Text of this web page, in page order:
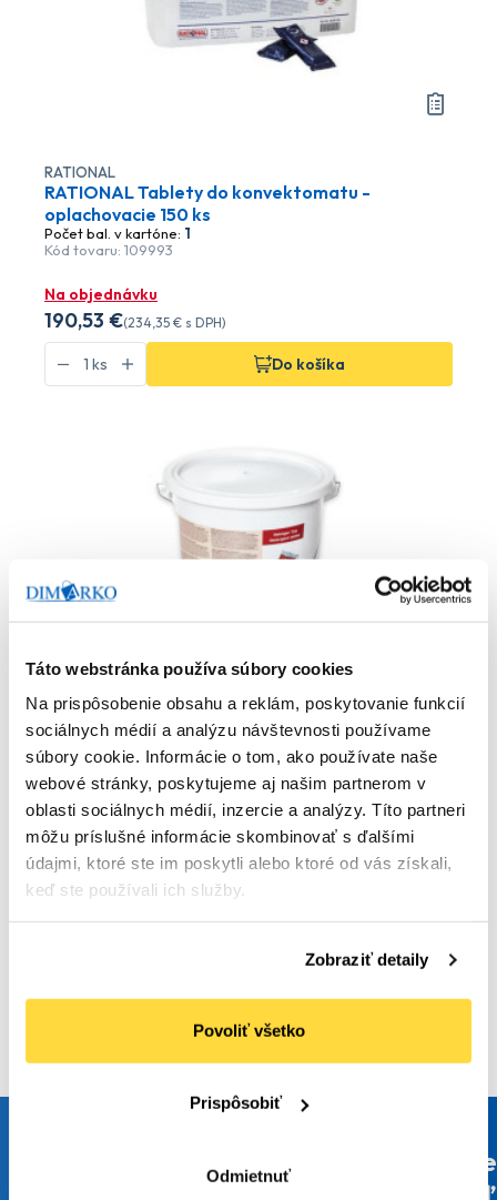
Táto webstránka používa súbory cookies
Na prispôsobenie obsahu a reklám, poskytovanie funkcií
sociálnych médií a analýzu návštevnosti používame
súbory cookie. Informácie o tom, ako používate naše
webové stránky, poskytujeme aj našim partnerom v
oblasti sociálnych médií, inzercie a analýzy. Títo partneri
môžu príslušné informácie skombinovať s ďalšími
údajmi, ktoré ste im poskytli alebo ktoré od vás získali,
keď ste používali ich služby.
Zobraziť detaily
Povoliť všetko
Prispôsobiť
Odmietnuť
RATIONAL
RATIONAL Tablety do konvektomatu -
oplachovacie 150 ks
Počet bal. v kartóne: 1
Kód tovaru: 109993
Na objednávku
190,53 €(234,35 € s DPH)
Do košíka
RATIONAL
RATIONAL Tablety do konvektomatu - čistiace,
100 ks
Počet bal. v kartóne:1
Kód tovaru: 109852
Na objednávku
160,59 €
Ste